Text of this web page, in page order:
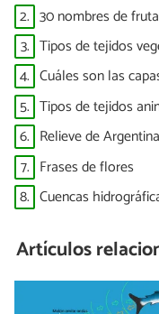
2. 30 nombres de
3. Tipos de tejidos
4. Cuáles son las
5. Tipos de tejidos
6. Relieve de
7. Frases de flores
8. Cuencas
Artículos